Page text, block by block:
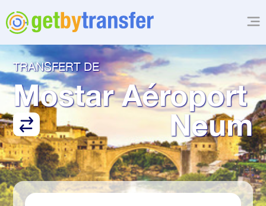
TRANSFERT DE
Mostar Aéroport
Neum